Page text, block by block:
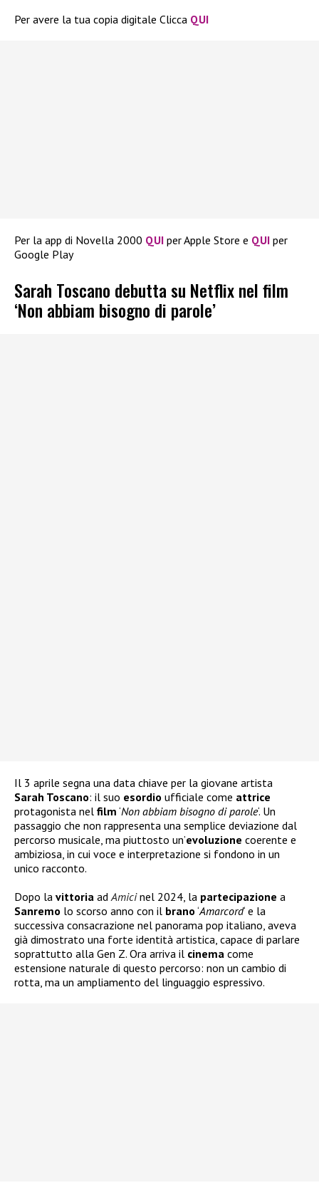
Per avere la tua copia digitale Clicca QUI
Per la app di Novella 2000 QUI per Apple Store e QUI per
Google Play
Sarah Toscano debutta su Netflix nel film
‘Non abbiam bisogno di parole’
Il 3 aprile segna una data chiave per la giovane artista
Sarah Toscano: il suo esordio ufficiale come attrice
protagonista nel film ‘Non abbiam bisogno di parole‘. Un
passaggio che non rappresenta una semplice deviazione dal
percorso musicale, ma piuttosto un’evoluzione coerente e
ambiziosa, in cui voce e interpretazione si fondono in un
unico racconto.
Dopo la vittoria adAmicinel 2024, la partecipazione a
Sanremo lo scorso anno con il brano ‘Amarcord‘ e la
successiva consacrazione nel panorama pop italiano, aveva
già dimostrato una forte identità artistica, capace di parlare
soprattutto alla Gen Z. Ora arriva il cinema come
estensione naturale di questo percorso: non un cambio di
rotta, ma un ampliamento del linguaggio espressivo.